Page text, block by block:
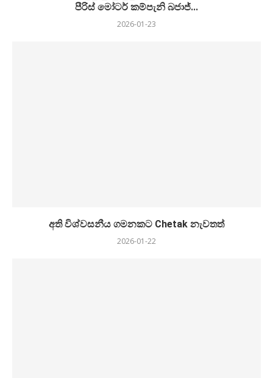
පීරිස් මෝටර් කම්පැනි බජාජ්...
2026-01-23
අති විශ්වසනීය ගමනකට Chetak නැවතත්
2026-01-22